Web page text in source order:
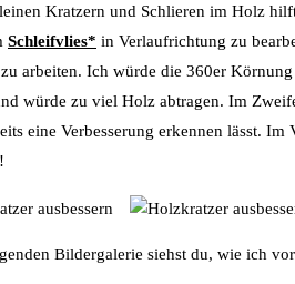
Kratzern und Schlieren im Holz
Schleifvlies* in Verlaufrichtung zu
arbeiten. Ich würde die 360er
würde zu viel Holz abtragen. Im
eine Verbesserung erkennen lässt.
Bildergalerie siehst du, wie ich